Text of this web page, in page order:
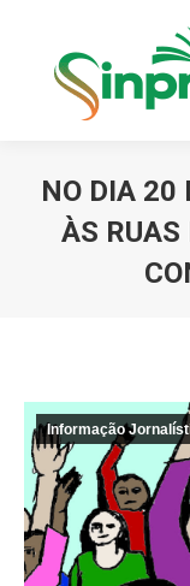
NO DIA 20
ÀS RUAS
Informação